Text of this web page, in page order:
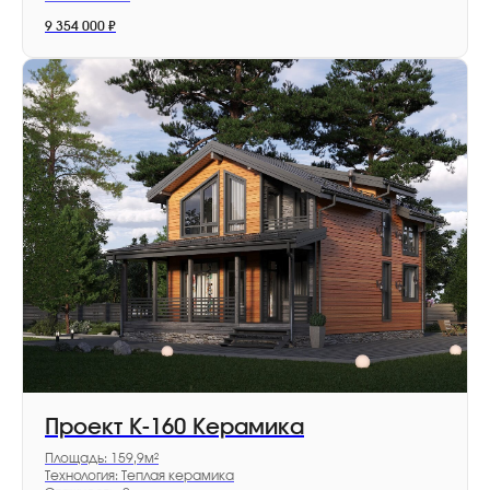
9 354 000 ₽
Проект К-160 Керамика
Площадь: 159,9м²
Технология: Теплая керамика